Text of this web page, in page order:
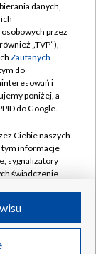
danych,
przez
„TVP”),
Zaufanych
do
i
poniżej, a
do Google.
Ciebie naszych
tym informacje
sygnalizatory
świadczenie
Ciebie
identyfikatory